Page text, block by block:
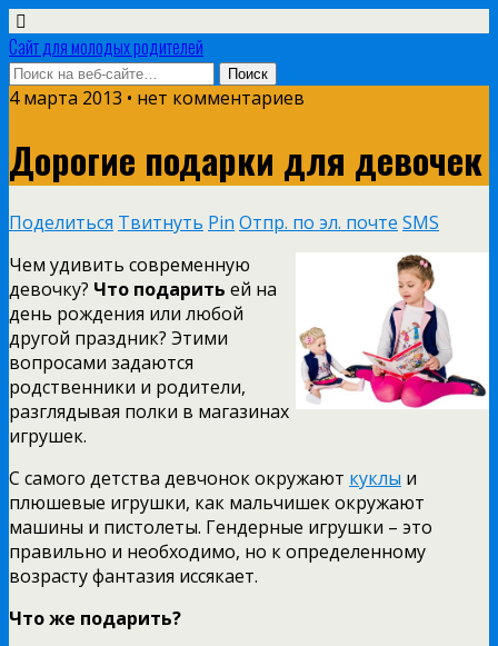
Сайт для молодых родителей
4 марта 2013 • нет комментариев
Дорогие подарки для девочек
Поделиться Твитнуть Pin Отпр. по эл. почте SMS
Чем удивить современную
девочку? Что подарить ей на
день рождения или любой
другой праздник? Этими
вопросами задаются
родственники и родители,
разглядывая полки в магазинах
игрушек.
С самого детства девчонок окружают куклы и
плюшевые игрушки, как мальчишек окружают
машины и пистолеты. Гендерные игрушки – это
правильно и необходимо, но к определенному
возрасту фантазия иссякает.
Что же подарить?